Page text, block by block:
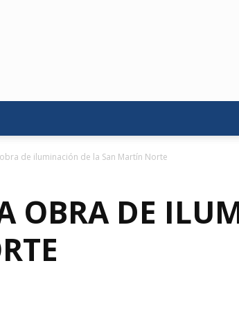
de iluminación de la San Martín Norte
OBRA DE